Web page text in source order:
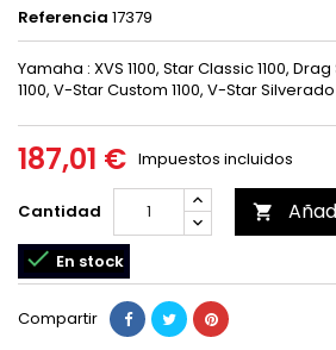
Referencia 17379
Yamaha : XVS 1100, Star Classic 1100,
1100, V-Star Custom 1100, V-Star Silverado
187,01 € Impuestos incluidos
Cantidad 
 En stock
Compartir